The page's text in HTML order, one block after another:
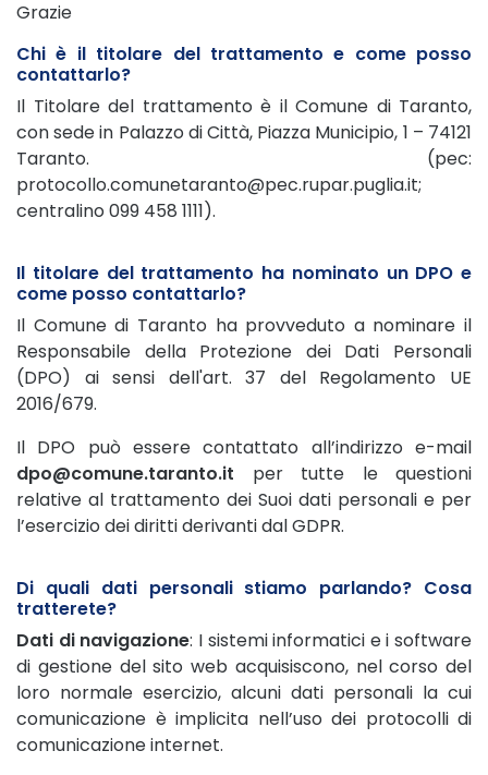
Grazie
Chi è il titolare del trattamento e come posso
contattarlo?
Il Titolare del trattamento è il Comune di Taranto,
con sede in Palazzo di Città, Piazza Municipio, 1 – 74121
Taranto. (pec:
protocollo.comunetaranto@pec.rupar.puglia.it;
centralino 099 458 1111).
Il titolare del trattamento ha nominato un DPO e
come posso contattarlo?
Il Comune di Taranto ha provveduto a nominare il
Responsabile della Protezione dei Dati Personali
(DPO) ai sensi dell'art. 37 del Regolamento UE
2016/679.
Il DPO può essere contattato all’indirizzo e-mail
dpo@comune.taranto.it per tutte le questioni
relative al trattamento dei Suoi dati personali e per
l’esercizio dei diritti derivanti dal GDPR.
Di quali dati personali stiamo parlando? Cosa
tratterete?
Dati di navigazione: I sistemi informatici e i software
di gestione del sito web acquisiscono, nel corso del
loro normale esercizio, alcuni dati personali la cui
comunicazione è implicita nell’uso dei protocolli di
comunicazione internet.